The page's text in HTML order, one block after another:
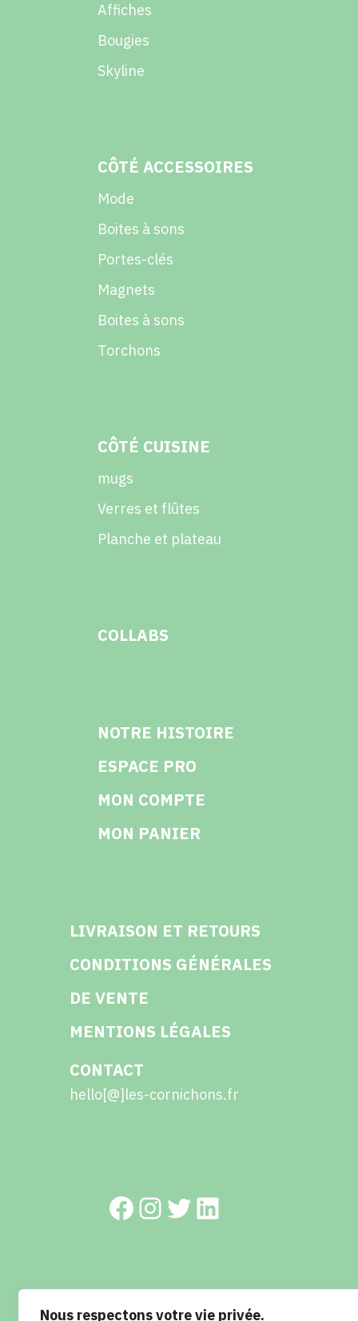
Nous respectons votre vie privée.
Affiches
Bougies
Skyline
CÔTÉ ACCESSOIRES
Mode
Boites à sons
Portes-clés
Magnets
Boites à sons
Torchons
CÔTÉ CUISINE
mugs
Verres et flûtes
Planche et plateau
COLLABS
NOTRE HISTOIRE
ESPACE PRO
MON COMPTE
MON PANIER
LIVRAISON ET RETOURS
CONDITIONS GÉNÉRALES
DE VENTE
MENTIONS LÉGALES
CONTACT
hello[@]les-cornichons.fr
Facebook
Instagram
TwitterLinkedIn
© 2023 Les cornichons - Réalisation : RETROKUBE